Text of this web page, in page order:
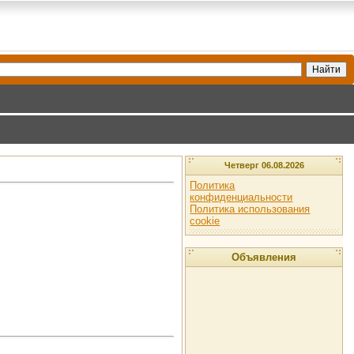
Четверг 06.08.2026
Политика
конфиденциальности
Политика использования
cookie
Объявления